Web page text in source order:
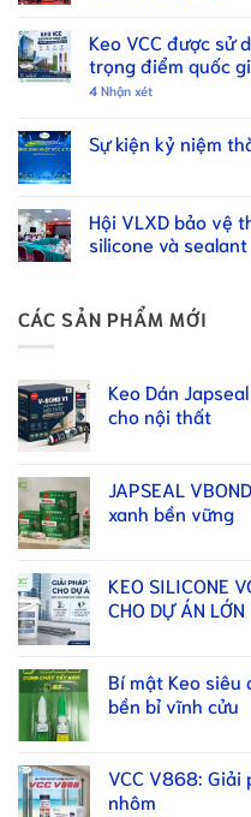
Keo VCC được sử
trọng điểm quốc
4 Nhận xét
Sự kiện kỷ niệm
Hội VLXD bảo vệ
silicone và sealant
CÁC SẢN PHẨM MỚI
Keo Dán
cho nội thất
JAPSEAL
xanh bền vững
KEO SILICONE
CHO DỰ ÁN LỚN
Bí mật Keo siêu
bền bỉ vĩnh cửu
VCC V868: Giải
nhôm